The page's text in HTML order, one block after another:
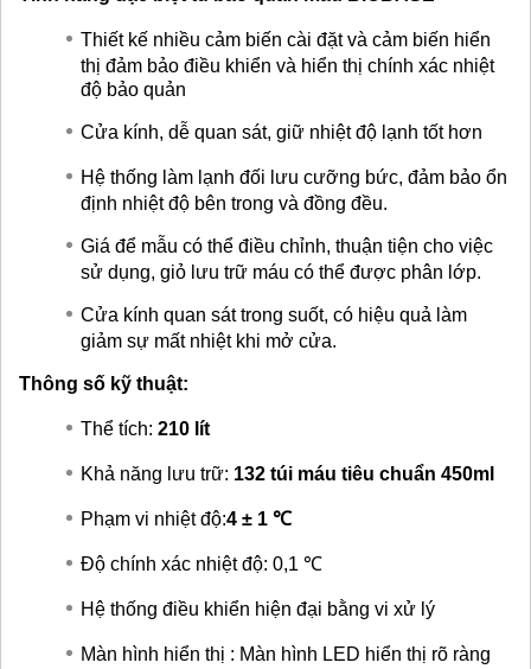
Thiết kế nhiều cảm biến cài đặt và cảm biến hiển
thị đảm bảo điều khiển và hiển thị chính xác nhiệt
độ bảo quản
Cửa kính, dễ quan sát, giữ nhiệt độ lạnh tốt hơn
Hệ thống làm lạnh đối lưu cưỡng bức, đảm bảo ổn
định nhiệt độ bên trong và đồng đều.
Giá để mẫu có thể điều chỉnh, thuận tiện cho việc
sử dụng, giỏ lưu trữ máu có thể được phân lớp.
Cửa kính quan sát trong suốt, có hiệu quả làm
giảm sự mất nhiệt khi mở cửa.
Thông số kỹ thuật:
Thể tích: 210 lít
Khả năng lưu trữ: 132 túi máu tiêu chuẩn 450ml
Phạm vi nhiệt độ:4 ± 1 ℃
Độ chính xác nhiệt độ: 0,1 ℃
Hệ thống điều khiển hiện đại bằng vi xử lý
Màn hình hiển thị : Màn hình LED hiển thị rõ ràng